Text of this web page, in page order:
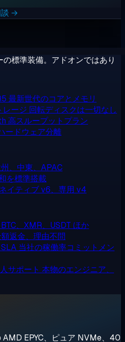
談 →
標準装備。アドオンではあり
最新世代のコアとメモリ
レージ 回転ディスクは一切なし
高スループットプラン
ードウェア分離
、中東、APAC
を標準搭載
ネイティブ v6、専用 v4
BTC、XMR、USDT ほか
返金、理由不問
当社の稼働率コミットメン
サポート 本物のエンジニア、
AMD EPYC、ピュア NVMe、40